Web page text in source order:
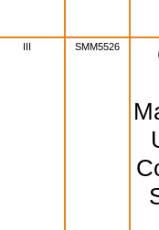
III SMM5526